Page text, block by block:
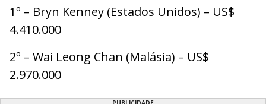
1º – Bryn Kenney (Estados Unidos) – US$
4.410.000
2º – Wai Leong Chan (Malásia) – US$
2.970.000